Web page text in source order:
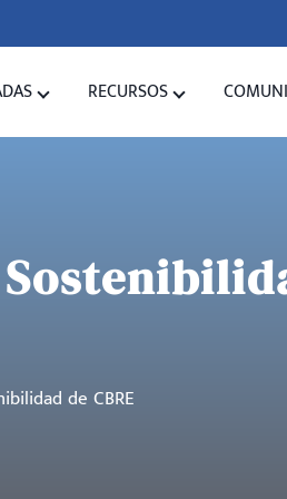
RECURSOS
de CBRE